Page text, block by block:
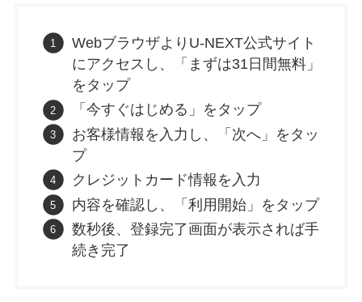
WebブラウザよりU-NEXT公式サイト
にアクセスし、「まずは31日間無料」
をタップ
「今すぐはじめる」をタップ
お客様情報を入力し、「次へ」をタッ
プ
クレジットカード情報を入力
内容を確認し、「利用開始」をタップ
数秒後、登録完了画面が表示されば手
続き完了